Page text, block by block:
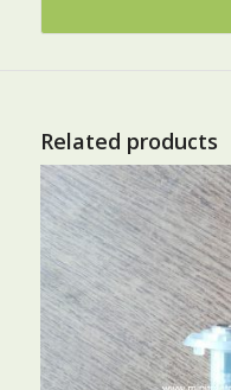
Related products